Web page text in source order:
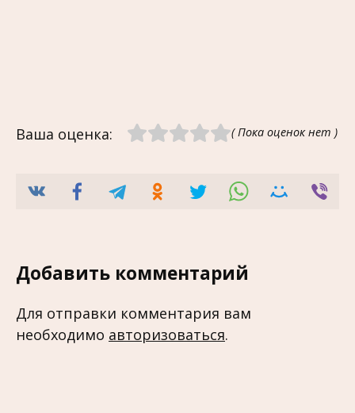
Ваша оценка: ( Пока оценок нет )
Добавить комментарий
Для отправки комментария вам
необходимо авторизоваться.